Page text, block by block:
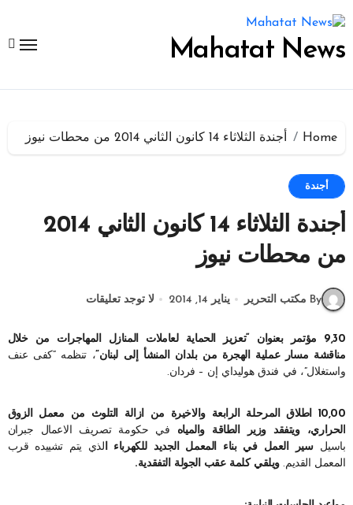
إلى
المحتوى
Mahatat News
Home أجندة الثلاثاء 14 كانون الثاني 2014 من محطات نيوز
أجندة
أجندة الثلاثاء 14 كانون الثاني 2014
من محطات نيوز
By مكتب التحرير يناير 14, 2014 لا توجد تعليقات
9,30 مؤتمر بعنوان “تعزيز الحماية لعاملات المنازل المهاجرات من خلال
مناقشة مسار عملية الهجرة من بلدان المنشأ إلى لبنان”، تنظمه “كفى عنف
واستغلال”، في فندق هوليداي إن – فردان.
10,00 اطلاق المرحلة الرابعة والاخيرة من ازالة التلوث من معمل الزوق
الحراري، ويتفقد وزير الطاقة والمياه في حكومة تصريف الاعمال جبران
باسيلسير العمل في بناء المعمل الجديد للكهرباء الذي يتم تشييده قرب
المعمل القديم.ويلقي كلمة عقب الجولة التفقدية.